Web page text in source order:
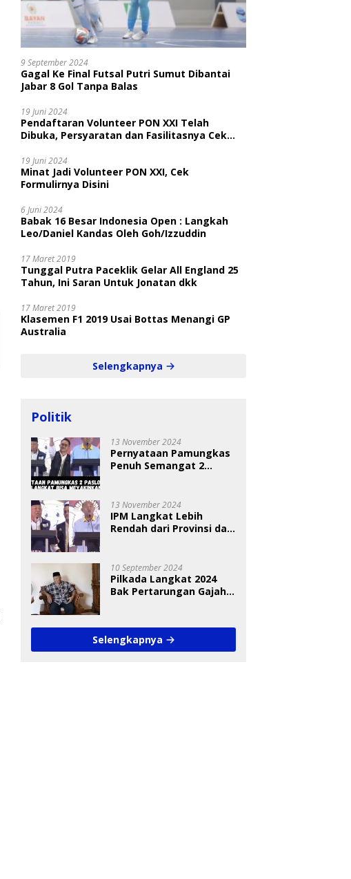
9 September 2024
Gagal Ke Final Futsal Putri Sumut Dibantai
Jabar 8 Gol Tanpa Balas
19 Juni 2024
Pendaftaran Volunteer PON XXI Telah
Dibuka, Persyaratan dan Fasilitasnya Cek
19 Juni 2024
Minat Jadi Volunteer PON XXI, Cek
Formulirnya Disini
6 Juni 2024
Babak 16 Besar Indonesia Open : Langkah
Leo/Daniel Kandas Oleh Goh/Izzuddin
17 Maret 2019
Tunggal Putra Paceklik Gelar All England 25
Tahun, Ini Saran Untuk Jonatan dkk
17 Maret 2019
Klasemen F1 2019 Usai Bottas Menangi GP
Australia
Selengkapnya
Politik
13 November 2024
Pernyataan Pamungkas
Penuh Semangat 2
13 November 2024
IPM Langkat Lebih
Rendah dari Provinsi dan
10 September 2024
Pilkada Langkat 2024
Bak Pertarungan Gajah
Selengkapnya